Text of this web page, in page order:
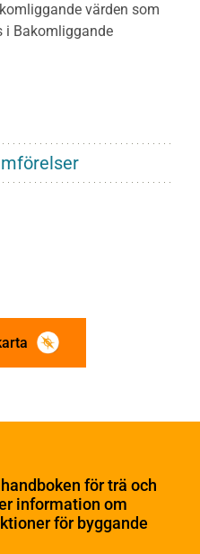
värden som
i Bakomliggande
för trä och
information om
för byggande